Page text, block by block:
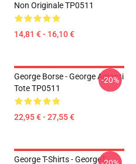
Non Originale TP0511
14,81 € - 16,10 €
George Borse - George Amanti
Tote TP0511
22,95 € - 27,55 €
-20%
George T-Shirts - GeorgeT -